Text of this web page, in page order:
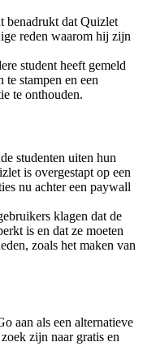
benadrukt dat Quizlet
reden waarom hij zijn
student heeft gemeld
stampen en een
te onthouden.
studenten uiten hun
is overgestapt op een
nu achter een paywall
klagen dat de
is en dat ze moeten
zoals het maken van
aan als een alternatieve
zijn naar gratis en